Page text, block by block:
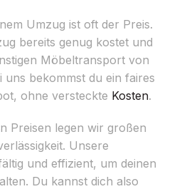
Umzug ist oft der Preis.
bereits genug kostet und
Möbeltransport von
uns bekommst du ein faires
ohne versteckte Kosten.
Preisen legen wir großen
Unsere
und effizient, um deinen
Du kannst dich also